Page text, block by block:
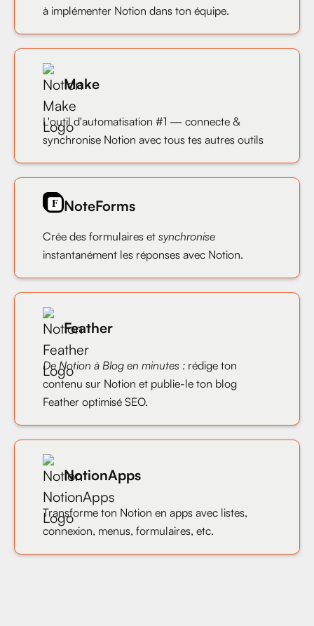
à implémenter Notion dans ton équipe.
Make
L'outil d'automatisation #1 — connecte &
synchronise Notion avec tous tes autres outils
NoteForms
Crée des formulaires et synchronise
instantanément les réponses avec Notion.
Feather
De Notion à Blog en minutes : rédige ton
contenu sur Notion et publie-le ton blog
Feather optimisé SEO.
NotionApps
Transforme ton Notion en apps avec listes,
connexion, menus, formulaires, etc.